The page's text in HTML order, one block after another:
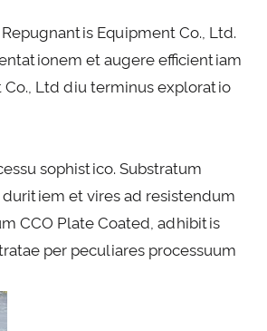
Equipment Co., Ltd.
et augere efficientiam
Co., Ltd diu terminus exploratio
sophistico. Substratum
et vires ad resistendum
CCO Plate Coated, adhibitis
per peculiares processuum